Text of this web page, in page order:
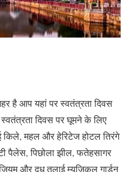
है आप यहां पर स्वतंत्रता दिवस
दिवस पर घूमने के लिए
महल और हेरिटेज होटल तिरंगे
पैलेस, पिछोला झील, फतेहसागर
और दूध तलाई म्यूजिकल गार्डन